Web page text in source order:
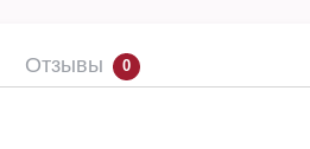
Отзывы 0